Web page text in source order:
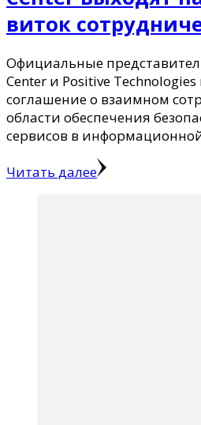
виток
Официальные
Center и Positive
соглашение о взаимном
области обеспечения
сервисов в
Читать далее